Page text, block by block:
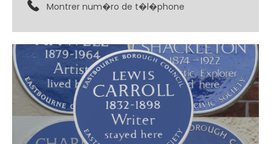
Montrer num�ro de t�l�phone